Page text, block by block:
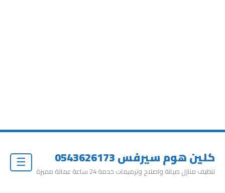
كلين هوم سيرفس 0543626173
تنظيف منازل صيانة واصلاح وترميمات خدمة 24 ساعة عمالة مميزة